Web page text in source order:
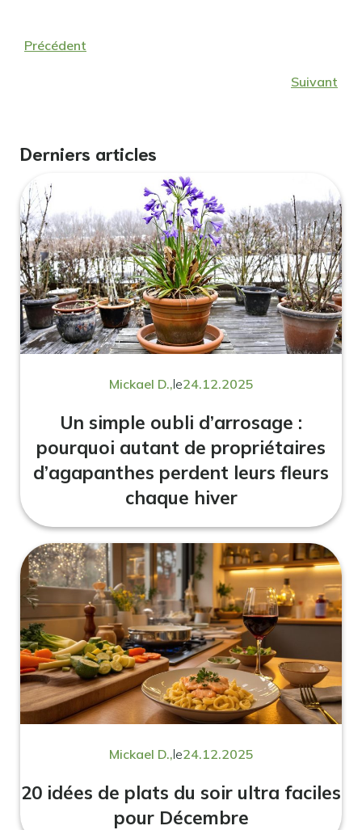
Précédent
Suivant
Derniers articles
Mickael D.,le24.12.2025
Un simple oubli d’arrosage :
pourquoi autant de propriétaires
d’agapanthes perdent leurs fleurs
chaque hiver
Mickael D.,le24.12.2025
20 idées de plats du soir ultra faciles
pour Décembre